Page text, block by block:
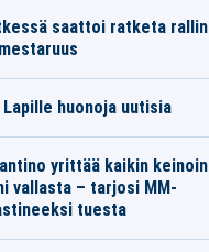
saattoi ratketa rallin
Lapille huonoja uutisia
yrittää kaikin keinoin
vallasta – tarjosi MM-
tuesta